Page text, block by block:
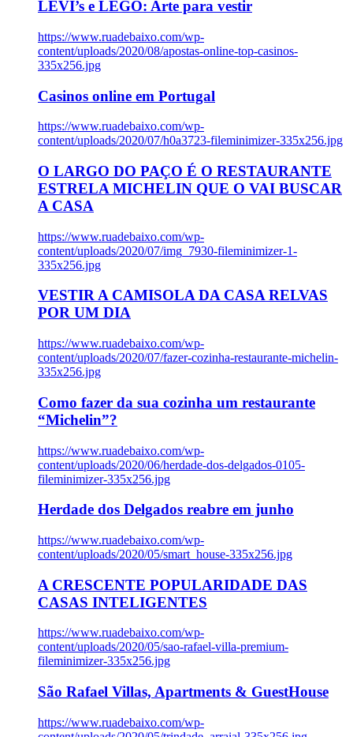
LEVI’s e LEGO: Arte para vestir
https://www.ruadebaixo.com/wp-
content/uploads/2020/08/apostas-online-top-casinos-
335x256.jpg
Casinos online em Portugal
https://www.ruadebaixo.com/wp-
content/uploads/2020/07/h0a3723-fileminimizer-335x256.jpg
O LARGO DO PAÇO É O RESTAURANTE
ESTRELA MICHELIN QUE O VAI BUSCAR
A CASA
https://www.ruadebaixo.com/wp-
content/uploads/2020/07/img_7930-fileminimizer-1-
335x256.jpg
VESTIR A CAMISOLA DA CASA RELVAS
POR UM DIA
https://www.ruadebaixo.com/wp-
content/uploads/2020/07/fazer-cozinha-restaurante-michelin-
335x256.jpg
Como fazer da sua cozinha um restaurante
“Michelin”?
https://www.ruadebaixo.com/wp-
content/uploads/2020/06/herdade-dos-delgados-0105-
fileminimizer-335x256.jpg
Herdade dos Delgados reabre em junho
https://www.ruadebaixo.com/wp-
content/uploads/2020/05/smart_house-335x256.jpg
A CRESCENTE POPULARIDADE DAS
CASAS INTELIGENTES
https://www.ruadebaixo.com/wp-
content/uploads/2020/05/sao-rafael-villa-premium-
fileminimizer-335x256.jpg
São Rafael Villas, Apartments & GuestHouse
https://www.ruadebaixo.com/wp-